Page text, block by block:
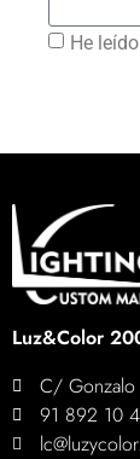
He
Luz&Color
C/
91 892 10